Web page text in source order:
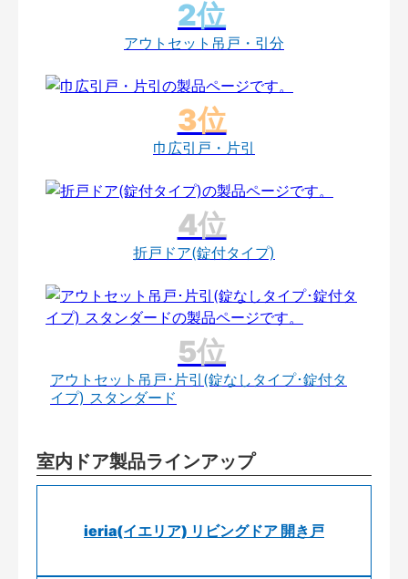
アウトセット吊戸・引分
巾広引戸・片引
折戸ドア(錠付タイプ)
アウトセット吊戸･片引(錠なしタイプ･錠付タ
イプ) スタンダード
室内ドア製品ラインアップ
ieria(イエリア) リビングドア 開き戸